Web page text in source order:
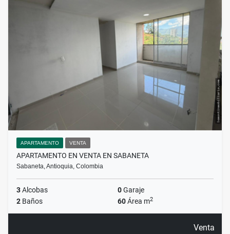
APARTAMENTO VENTA
APARTAMENTO EN VENTA EN SABANETA
Sabaneta, Antioquia, Colombia
3Alcobas 0Garaje
2 Baños 60Área m2
Venta